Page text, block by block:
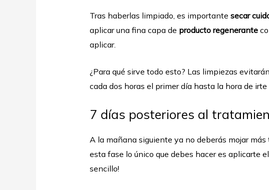
Tras haberlas limpiado, es importante secar
aplicar una fina capa de producto regenerante
aplicar.
¿Para qué sirve todo esto? Las limpiezas
cada dos horas el primer día hasta la hora de irte
7 días posteriores al
A la mañana siguiente ya no deberás mojar
esta fase lo único que debes hacer es aplicarte el
sencillo!